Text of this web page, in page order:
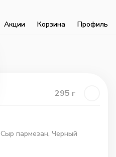
Акции Корзина Профиль
295 г
Сыр пармезан, Черный